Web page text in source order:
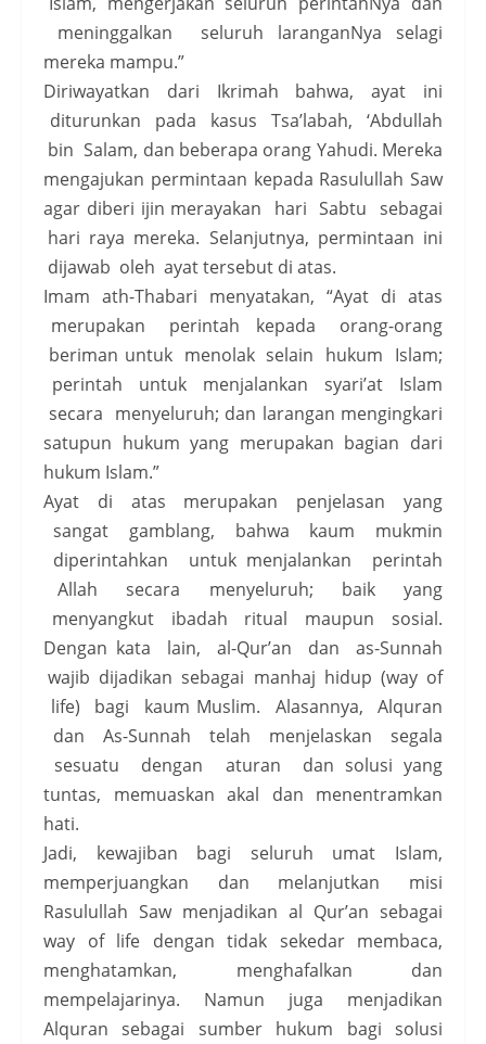
meninggalkan seluruh laranganNya selagi
mereka mampu.”
Diriwayatkan dari Ikrimah bahwa, ayat ini
diturunkan pada kasus Tsa’labah, ‘Abdullah
bin Salam, dan beberapa orang Yahudi. Mereka
mengajukan permintaan kepada Rasulullah Saw
agar diberi ijin merayakan hari Sabtu sebagai
hari raya mereka. Selanjutnya, permintaan ini
dijawab oleh ayat tersebut di atas.
Imam ath-Thabari menyatakan, “Ayat di atas
merupakan perintah kepada orang-orang
beriman untuk menolak selain hukum Islam;
perintah untuk menjalankan syari’at Islam
secara menyeluruh; dan larangan mengingkari
satupun hukum yang merupakan bagian dari
hukum Islam.”
Ayat di atas merupakan penjelasan yang
sangat gamblang, bahwa kaum mukmin
diperintahkan untuk menjalankan perintah
Allah secara menyeluruh; baik yang
menyangkut ibadah ritual maupun sosial.
Dengan kata lain, al-Qur’an dan as-Sunnah
wajib dijadikan sebagai manhaj hidup (way of
life) bagi kaum Muslim. Alasannya, Alquran
dan As-Sunnah telah menjelaskan segala
sesuatu dengan aturan dan solusi yang
tuntas, memuaskan akal dan menentramkan
hati.
Jadi, kewajiban bagi seluruh umat Islam,
memperjuangkan dan melanjutkan misi
Rasulullah Saw menjadikan al Qur’an sebagai
way of life dengan tidak sekedar membaca,
menghatamkan, menghafalkan dan
mempelajarinya. Namun juga menjadikan
Alquran sebagai sumber hukum bagi solusi